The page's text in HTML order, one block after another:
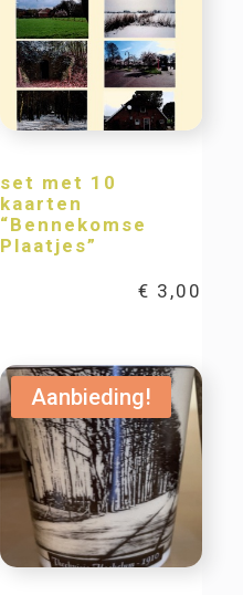
set met 10
kaarten
“Bennekomse
Plaatjes”
€ 3,00
Aanbieding!